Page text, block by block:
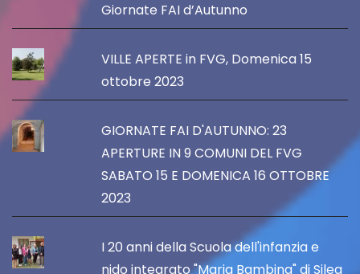
Giornate FAI d’Autunno
VILLE APERTE in FVG, Domenica 15
ottobre 2023
GIORNATE FAI D'AUTUNNO: 23
APERTURE IN 9 COMUNI DEL FVG
SABATO 15 E DOMENICA 16 OTTOBRE
2023
I 20 anni della Scuola dell'infanzia e
nido integrato "Maria Bambina" di Silea